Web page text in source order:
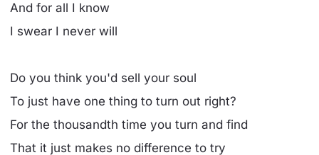
And for all I know
I swear I never will
Do you think you'd sell your soul
To just have one thing to turn out right?
For the thousandth time you turn and find
That it just makes no difference to try